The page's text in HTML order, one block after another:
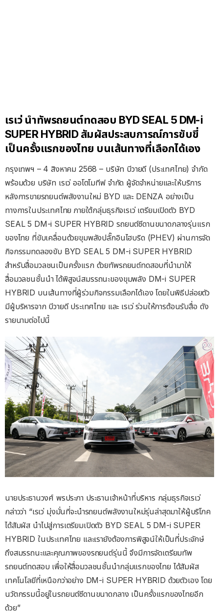
เรเว่ นำทัพรถยนต์ทดสอบ BYD SEAL 5 DM-i
SUPER HYBRID สัมผัสประสบการณ์การขับขี่
เป็นครั้งแรกของไทย บนเส้นทางที่เลือกได้เอง
กรุงเทพฯ – 4 สิงหาคม 2568 – บริษัท บีวายดี (ประเทศไทย) จำกัด
พร้อมด้วย บริษัท เรเว่ ออโตโมทีฟ จำกัด ผู้จัดจําหน่ายและให้บริการ
หลังการขายรถยนต์พลังงานใหม่ BYD และ DENZA อย่างเป็น
ทางการในประเทศไทย ภายใต้กลุ่มธุรกิจเรเว่ เตรียมเปิดตัว BYD
SEAL 5 DM-i SUPER HYBRID รถยนต์ซีดานขนาดกลางรุ่นแรก
ของไทย ที่ขับเคลื่อนด้วยขุมพลังปลั๊กอินไฮบริด (PHEV) ผ่านการจัด
กิจกรรมทดลองขับ BYD SEAL 5 DM-i SUPER HYBRID
สำหรับสื่อมวลชนเป็นครั้งแรก ด้วยทัพรถยนต์ทดสอบที่นำมาให้
สื่อมวลชนชั้นนำ ได้พิสูจน์สมรรถนะของขุมพลัง DM-i SUPER
HYBRID บนเส้นทางที่ผู้ร่วมกิจกรรมเลือกได้เอง โดยในพิธีปล่อยตัว
มีผู้บริหารจาก บีวายดี ประเทศไทย และ เรเว่ ร่วมให้การต้อนรับสื่อ ดัง
รายนามต่อไปนี้
นายประธานวงศ์ พรประภา ประธานเจ้าหน้าที่บริหาร กลุ่มธุรกิจเรเว่
กล่าวว่า “เรเว่ มุ่งมั่นที่จะนำรถยนต์พลังงานใหม่รุ่นล่าสุดมาให้ผู้บริโภค
ได้สัมผัส นำไปสู่การเตรียมเปิดตัว BYD SEAL 5 DM-i SUPER
HYBRID ในประเทศไทย และเรายังต้องการพิสูจน์ให้เป็นที่ประจักษ์
ถึงสมรรถนะและคุณภาพของรถยนต์รุ่นนี้ จึงมีการจัดเตรียมทัพ
รถยนต์ทดสอบ เพื่อให้สื่อมวลชนชั้นนำกลุ่มแรกของไทย ได้สัมผัส
เทคโนโลยีที่เหนือกว่าอย่าง DM-i SUPER HYBRID ด้วยตัวเอง โดย
นวัตกรรมนี้อยู่ในรถยนต์ซีดานขนาดกลาง เป็นครั้งแรกของไทยอีก
ด้วย”